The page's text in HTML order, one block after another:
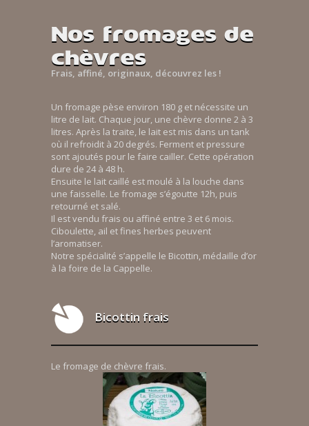
Nos fromages de
chèvres
Frais, affiné, originaux, découvrez les !
Un fromage pèse environ 180 g et nécessite un
litre de lait. Chaque jour, une chèvre donne 2 à 3
litres. Après la traite, le lait est mis dans un tank
où il refroidit à 20 degrés. Ferment et pressure
sont ajoutés pour le faire cailler. Cette opération
dure de 24 à 48 h.
Ensuite le lait caillé est moulé à la louche dans
une faisselle. Le fromage s’égoutte 12h, puis
retourné et salé.
Il est vendu frais ou affiné entre 3 et 6 mois.
Ciboulette, ail et fines herbes peuvent
l’aromatiser.
Notre spécialité s’appelle le Bicottin, médaille d’or
à la foire de la Cappelle.
Bicottin frais
Le fromage de chèvre frais.